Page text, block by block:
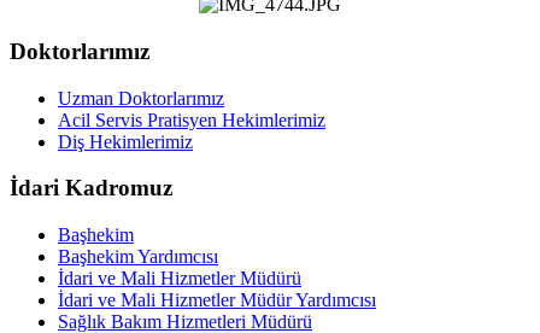
Doktorlarımız
Uzman Doktorlarımız
Acil Servis Pratisyen Hekimlerimiz
Diş Hekimlerimiz
İdari Kadromuz
Başhekim
Başhekim Yardımcısı
İdari ve Mali Hizmetler Müdürü
İdari ve Mali Hizmetler Müdür Yardımcısı
Sağlık Bakım Hizmetleri Müdürü